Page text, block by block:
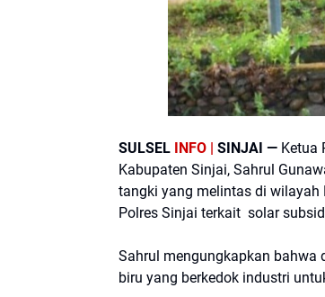
SULSEL INFO | SINJAI — Ketua
Kabupaten Sinjai, Sahrul
tangki yang melintas di wilayah
Polres Sinjai terkait solar
Sahrul mengungkapkan bahwa
biru yang berkedok industri